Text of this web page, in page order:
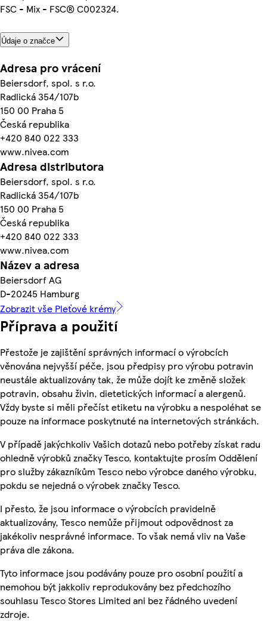
FSC - Mix - FSC® C002324.
Údaje o značce
Adresa pro vrácení
Beiersdorf, spol. s r.o.
Radlická 354/107b
150 00 Praha 5
Česká republika
+420 840 022 333
www.nivea.com
Adresa distributora
Beiersdorf, spol. s r.o.
Radlická 354/107b
150 00 Praha 5
Česká republika
+420 840 022 333
www.nivea.com
Název a adresa
Beiersdorf AG
D-20245 Hamburg
Zobrazit vše Pleťové krémy
Příprava a použití
Přestože je zajištění správných informací o výrobcích
věnována nejvyšší péče, jsou předpisy pro výrobu potravin
neustále aktualizovány tak, že může dojít ke změně složek
potravin, obsahu živin, dietetických informací a alergenů.
Vždy byste si měli přečíst etiketu na výrobku a nespoléhat se
pouze na informace poskytnuté na internetových stránkách.
V případě jakýchkoliv Vašich dotazů nebo potřeby získat radu
ohledně výrobků značky Tesco, kontaktujte prosím Oddělení
pro služby zákazníkům Tesco nebo výrobce daného výrobku,
pokdu se nejedná o výrobek značky Tesco.
I přesto, že jsou informace o výrobcích pravidelně
aktualizovány, Tesco nemůže přijmout odpovědnost za
jakékoliv nesprávné informace. To však nemá vliv na Vaše
práva dle zákona.
Tyto informace jsou podávány pouze pro osobní použití a
nemohou být jakkoliv reprodukovány bez předchozího
souhlasu Tesco Stores Limited ani bez řádného uvedení
zdroje.